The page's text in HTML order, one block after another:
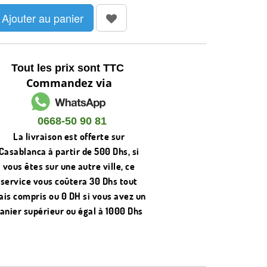
Ajouter au panier
Tout les prix sont TTC
Commandez via
0668-50 90 81
La livraison est offerte sur
à partir de 500 Dhs, si
vous êtes sur une autre ville, ce
service vous coûtera 30 Dhs tout
compris ou 0 DH si vous avez un
supérieur ou égal à 1000 Dhs